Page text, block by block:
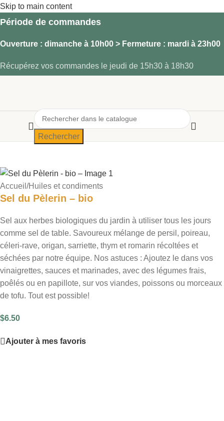
Skip to main content
Période de commandes
Ouverture : dimanche à 10h00 > Fermeture : mardi à 23h00
Récupérez vos commandes le jeudi de 15h30 à 18h30
Rechercher
Accueil /Huiles et condiments
Sel du Pèlerin – bio
Sel aux herbes biologiques du jardin à utiliser tous les jours
comme sel de table. Savoureux mélange de persil, poireau,
céleri-rave, origan, sarriette, thym et romarin récoltées et
séchées par notre équipe. Nos astuces : Ajoutez le dans vos
vinaigrettes, sauces et marinades, avec des légumes frais,
poêlés ou en papillote, sur vos viandes, poissons ou morceaux
de tofu. Tout est possible!
$6.50
Ajouter à mes favoris